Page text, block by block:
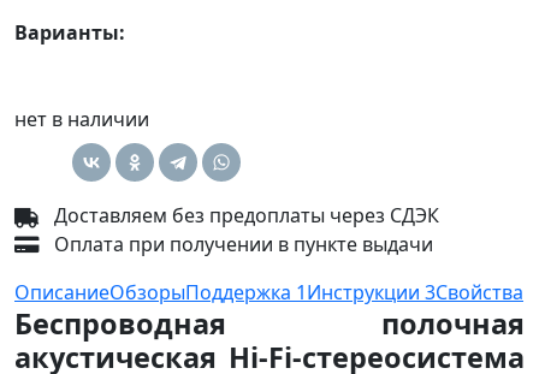
Варианты:
нет в наличии
Доставляем без предоплаты через СДЭК
Оплата при получении в пункте выдачи
ОписаниеОбзорыПоддержка 1Инструкции 3Свойства
Беспроводная полочная
акустическая Hi-Fi-стереосистема